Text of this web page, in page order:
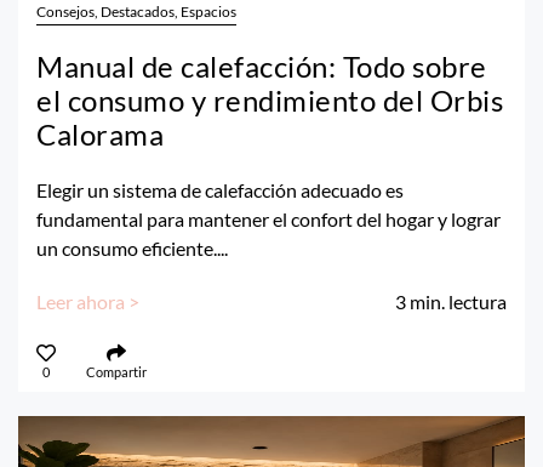
Consejos, Destacados, Espacios
Manual de calefacción: Todo sobre
el consumo y rendimiento del Orbis
Calorama
Elegir un sistema de calefacción adecuado es
fundamental para mantener el confort del hogar y lograr
un consumo eficiente....
Leer ahora > 3 min. lectura
0 Compartir